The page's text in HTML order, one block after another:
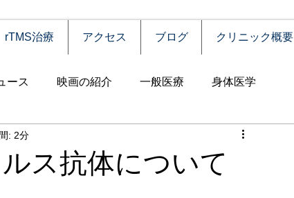
rTMS治療 アクセス ブログ クリニック概要
ース 映画の紹介 一般医療 身体医学
うつ病
ス抗体について
: 2分